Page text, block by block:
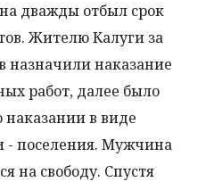
дважды отбыл срок
Жителю Калуги за
назначили наказание
работ, далее было
в виде
- поселения. Мужчина
на свободу. Спустя